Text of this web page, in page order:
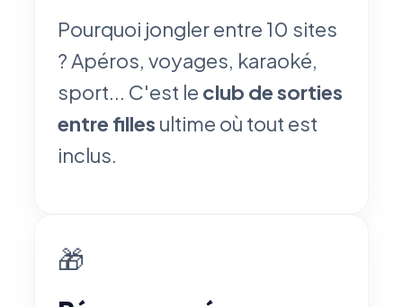
Pourquoi jongler entre 10 sites
? Apéros, voyages, karaoké,
sport... C'est le club de sorties
entre filles ultime où tout est
inclus.
🎁